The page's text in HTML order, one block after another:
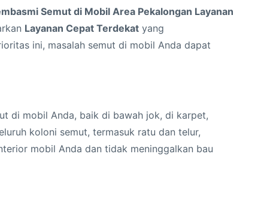
Semut di Mobil Area Pekalongan Layanan
Layanan Cepat Terdekat yang
ini, masalah semut di mobil Anda dapat
di mobil Anda, baik di bawah jok, di karpet,
koloni semut, termasuk ratu dan telur,
mobil Anda dan tidak meninggalkan bau